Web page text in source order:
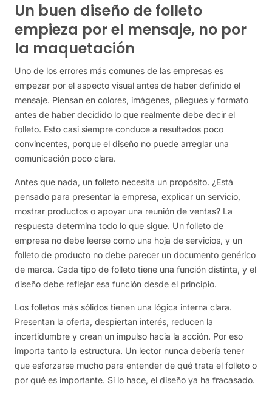
Un buen diseño de folleto
empieza por el mensaje, no por
la maquetación
Uno de los errores más comunes de las empresas es
empezar por el aspecto visual antes de haber definido el
mensaje. Piensan en colores, imágenes, pliegues y formato
antes de haber decidido lo que realmente debe decir el
folleto. Esto casi siempre conduce a resultados poco
convincentes, porque el diseño no puede arreglar una
comunicación poco clara.
Antes que nada, un folleto necesita un propósito. ¿Está
pensado para presentar la empresa, explicar un servicio,
mostrar productos o apoyar una reunión de ventas? La
respuesta determina todo lo que sigue. Un folleto de
empresa no debe leerse como una hoja de servicios, y un
folleto de producto no debe parecer un documento genérico
de marca. Cada tipo de folleto tiene una función distinta, y el
diseño debe reflejar esa función desde el principio.
Los folletos más sólidos tienen una lógica interna clara.
Presentan la oferta, despiertan interés, reducen la
incertidumbre y crean un impulso hacia la acción. Por eso
importa tanto la estructura. Un lector nunca debería tener
que esforzarse mucho para entender de qué trata el folleto o
por qué es importante. Si lo hace, el diseño ya ha fracasado.